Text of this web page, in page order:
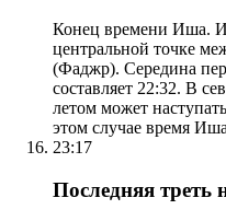
Конец времени Иша.
центральной точке
(Фаджр). Середина
составляет 22:32. В
летом может
этом случае время
23:17
Последняя треть